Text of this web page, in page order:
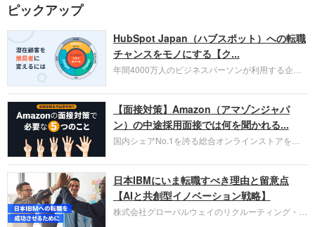
ピックアップ
HubSpot Japan（ハブスポット）への転職
チャンスをモノにする【ク...
年間4000万人のビジネスパーソンが利用する企業
お勧めするイチオシ企業をご紹介します。今回はク
ラウド型CRMプラットフォームを提供する
HubSpot Japan（ハブスポット・ジャパン）株式会
社です。採用面接対策の企業研究にご活用くださ
い。
【面接対策】Amazon（アマゾンジャパ
ン）の中途採用面接では何を聞かれる...
国内シェアNo.1を誇る総合オンラインストアを運
圧倒的な存在感を持つAmazon。中途採用面接では
過去の具体的な業務成果やリーダーシップの発揮、
失敗からの学びが重視され、人間性やカルチャーフ
ィットも評価対象となり、長期的に成長できる仲間
であるかを多角的に審査されます。
日本IBMにいま転職すべき理由と留意点
【AIと共創型イノベーション戦略】
株式会社グローバルウェイのリクルーティング・パ